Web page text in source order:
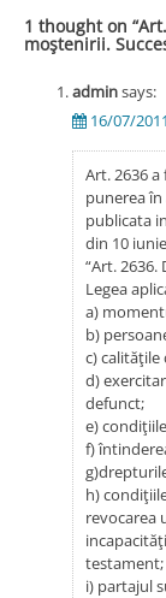
1 thought on “
moştenirii.
adminsays:
16/07/
Art. 2636
punerea în
publicata
din 10
“Art.
Legea
a)
b)
c)
d)
defunct;
e)
f)
h)
revocarea
testament;
i) partajul